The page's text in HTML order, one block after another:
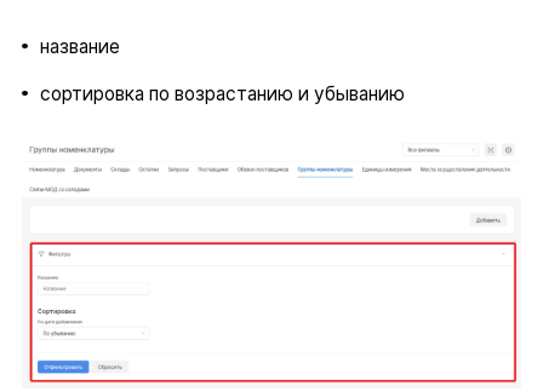
название
сортировка по возрастанию и убыванию